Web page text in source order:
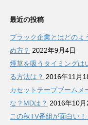
最近の投稿
ブラック企業とはどのよ
め方？ 2022年9月4日
煙草を吸うタイミングは
る方法は？ 2016年11月
カセットテープブームメ
な？MDは？ 2016年10月
この秋TV番組が面白い